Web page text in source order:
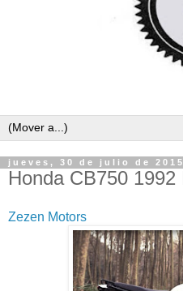
jueves, 30 de julio de 2015
Honda CB750
Zezen Motors